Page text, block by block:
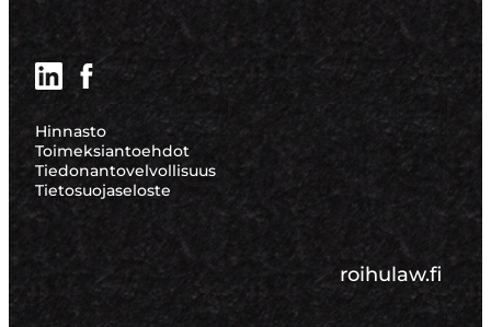
LinkedInFacebook
Hinnasto
Toimeksiantoehdot
Tiedonantovelvollisuus
Tietosuojaseloste
roihulaw.fi